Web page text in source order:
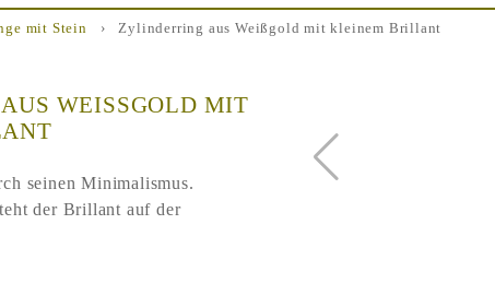
mit Stein › Zylinderring aus Weißgold mit kleinem Brillant
WEISSGOLD MIT K
seinen Minimalismus.
der Brillant auf der
Zurück